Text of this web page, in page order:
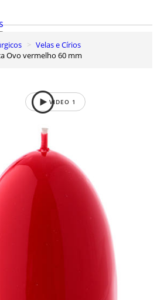
Velas e Círios
Ovo vermelho 60 mm
VIDEO 1